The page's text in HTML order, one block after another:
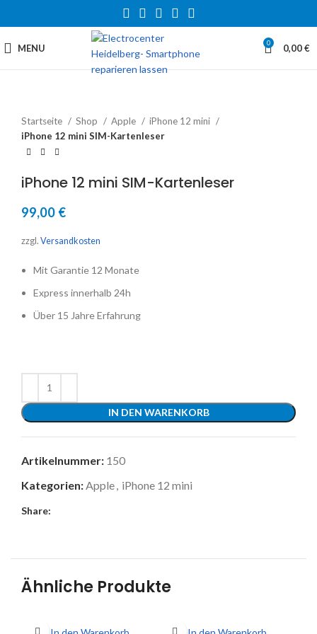
MENU 0 0,00€
Startseite Shop Apple
iPhone 12 mini
iPhone 12 mini SIM-Kartenleser
iPhone 12 mini SIM-Kartenleser
99,00 €
zzgl. Versandkosten
Mit Garantie 12 Monate
Express innerhalb 24h
Über 15 Jahre Erfahrung
IN DEN WARENKORB
Artikelnummer: 150
Kategorien: Apple iPhone 12 mini
Share:
Ähnliche Produkte